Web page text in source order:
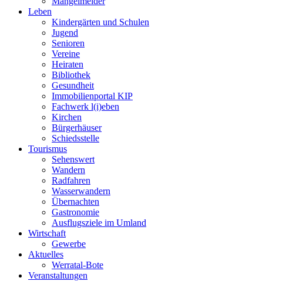
Leben
Kindergärten und Schulen
Jugend
Senioren
Vereine
Heiraten
Bibliothek
Gesundheit
Immobilienportal KIP
Fachwerk l(i)eben
Kirchen
Bürgerhäuser
Schiedsstelle
Tourismus
Sehenswert
Wandern
Radfahren
Wasserwandern
Übernachten
Gastronomie
Ausflugsziele im Umland
Wirtschaft
Gewerbe
Aktuelles
Werratal-Bote
Veranstaltungen